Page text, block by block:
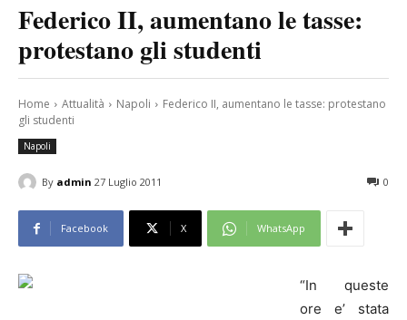
Federico II, aumentano le tasse:
protestano gli studenti
Home Attualità Napoli
Federico II, aumentano le tasse: protestano
gli studenti
Napoli
By admin 27 Luglio 2011 0
Facebook X WhatsApp
“In queste
ore e’ stata